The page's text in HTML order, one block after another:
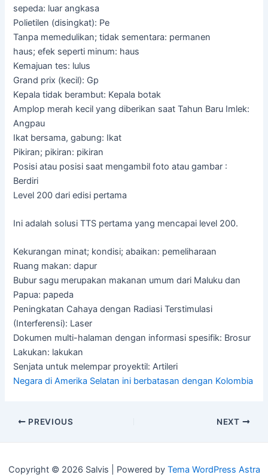
sepeda: luar angkasa
Polietilen (disingkat): Pe
Tanpa memedulikan; tidak sementara: permanen
haus; efek seperti minum: haus
Kemajuan tes: lulus
Grand prix (kecil): Gp
Kepala tidak berambut: Kepala botak
Amplop merah kecil yang diberikan saat Tahun Baru Imlek:
Angpau
Ikat bersama, gabung: Ikat
Pikiran; pikiran: pikiran
Posisi atau posisi saat mengambil foto atau gambar :
Berdiri
Level 200 dari edisi pertama
Ini adalah solusi TTS pertama yang mencapai level 200.
Kekurangan minat; kondisi; abaikan: pemeliharaan
Ruang makan: dapur
Bubur sagu merupakan makanan umum dari Maluku dan
Papua: papeda
Peningkatan Cahaya dengan Radiasi Terstimulasi
(Interferensi): Laser
Dokumen multi-halaman dengan informasi spesifik: Brosur
Lakukan: lakukan
Senjata untuk melempar proyektil: Artileri
Negara di Amerika Selatan ini berbatasan dengan Kolombia
Post
PREVIOUS NEXT
Copyright © 2026 Salvis | Powered by Tema WordPress Astra